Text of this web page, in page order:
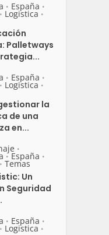
• España •
• Logistica •
Palletways
• España •
• Logistica •
la
de una
en...
•
• España •
• Temas
Un
Seguridad
• España •
• Logistica •